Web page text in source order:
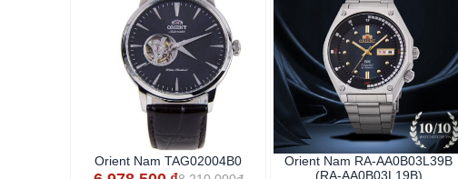
Orient Nam TAG02004B0
Orient Nam RA-AA0B03L39B
(RA-AA0B03L19B)